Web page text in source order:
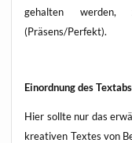
ge­hal­ten wer­den,
(Präsens/Perfekt).
Ein­ord­nung des
Hier soll­te nur das
krea­ti­ven Tex­tes von